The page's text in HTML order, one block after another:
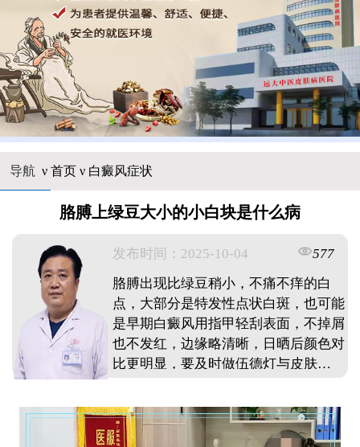
导航 ν 首页ν 白癜风症状
胳膊上绿豆大小的小白块是什么病
发布时间：2025-10-04
577
胳膊出现比绿豆稍小，不痛不痒的白
点，大部分是特发性点状白斑，也可能
是早期白癜风用指甲轻刮表面，不掉屑
也不发红，边缘略清晰，日晒后颜色对
比更明显，要及时做伍德灯与皮肤
扩散。 ...